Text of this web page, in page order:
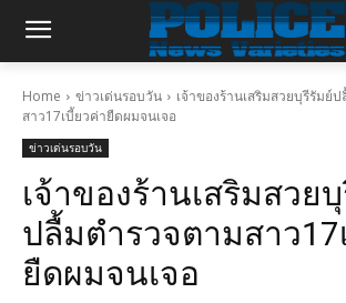
Home ข่าวเด่นรอบวัน
เจ้าของร้านเสริมสวยบุรีรัมย์
สาว17เบี้ยวค่ายืดผมจนเจอ
ข่าวเด่นรอบวัน
เจ้าของร้านเสริมสวย
ปลื้มตำรวจตามสาว17
ยืดผมจนเจอ